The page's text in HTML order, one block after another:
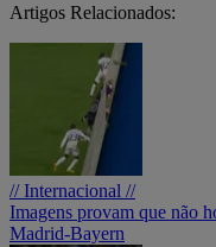
Artigos Relacionados:
// Internacional //
Imagens provam que não
Madrid-Bayern